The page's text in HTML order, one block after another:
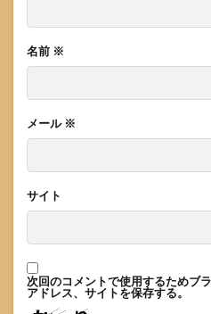
名前 ※
メール ※
サイト
次回のコメントで使用するためブ
アドレス、サイトを保存する。